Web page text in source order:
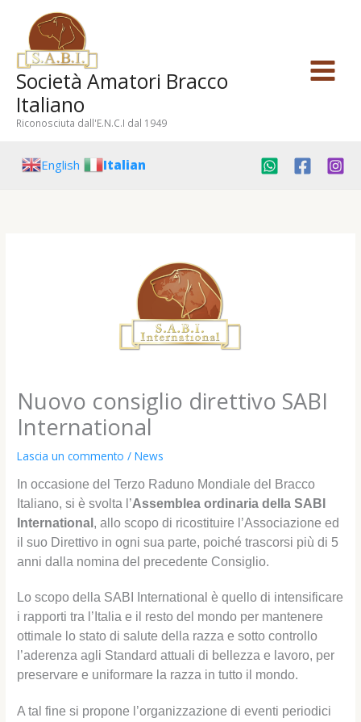
contenuto
Società Amatori Bracco
Italiano
Riconosciuta dall'E.N.C.I dal 1949
English Italian
Nuovo consiglio direttivo SABI
International
Lascia un commento /News
In occasione del Terzo Raduno Mondiale del Bracco
Italiano, si è svolta l’Assemblea ordinaria della SABI
International , allo scopo di ricostituire l’Associazione ed
il suo Direttivo in ogni sua parte, poiché trascorsi più di 5
anni dalla nomina del precedente Consiglio.
Lo scopo della SABI International è quello di intensificare
i rapporti tra l’Italia e il resto del mondo per mantenere
ottimale lo stato di salute della razza e sotto controllo
l’aderenza agli Standard attuali di bellezza e lavoro, per
preservare e uniformare la razza in tutto il mondo.
A tal fine si propone l’organizzazione di eventi periodici